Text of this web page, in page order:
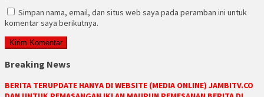
Simpan nama, email, dan situs web saya pada peramban ini untuk
komentar saya berikutnya.
Breaking News
BERITA TERUPDATE HANYA DI WEBSITE (MEDIA ONLINE) JAMBITV.CO